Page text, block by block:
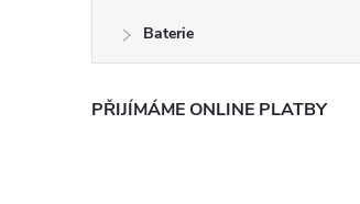
Baterie
PŘIJÍMÁME ONLINE PLATBY